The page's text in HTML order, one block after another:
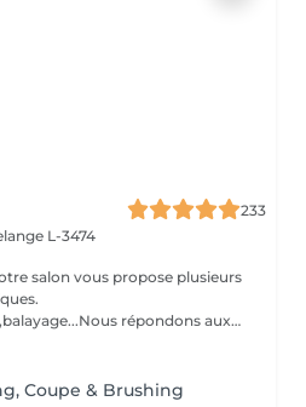
233
L-3474
salon vous propose plusieurs
répondons aux
Coupe & Brushing